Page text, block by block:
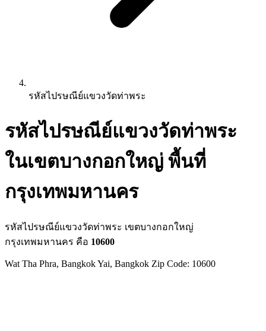
รหัสไปรษณีย์แขวงวัดท่าพระ
รหัสไปรษณีย์แขวงวัดท่าพระ
ในเขตบางกอกใหญ่ พื้นที่
กรุงเทพมหานคร
รหัสไปรษณีย์แขวงวัดท่าพระ เขตบางกอกใหญ่
กรุงเทพมหานคร คือ 10600
Wat Tha Phra, Bangkok Yai, Bangkok Zip Code: 10600